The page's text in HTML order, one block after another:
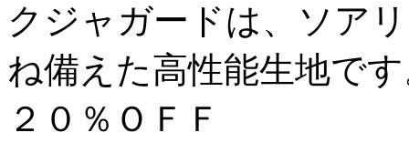
クジャガードは、ソア
ね備えた高性能生地で
２０％ＯＦＦ